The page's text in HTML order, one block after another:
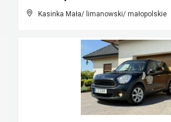
Kasinka Mała/ limanowski/ małopolskie